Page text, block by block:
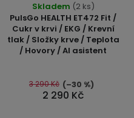
PulsGo HEALTH ET472 Fit /
Cukr v krvi / EKG / Krevní
tlak / Složky krve / Teplota
/ Hovory / AI asistent
hodnocení
produktu
je
5,0
5
hvězdiček.
Skladem (2 ks)
2 290 Kč
3 290 Kč (–30 %)